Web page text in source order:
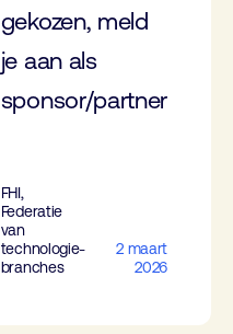
gekozen, meld
je aan als
sponsor/partner
FHI,
Federatie
van
technologie-
branches
2 maart
2026